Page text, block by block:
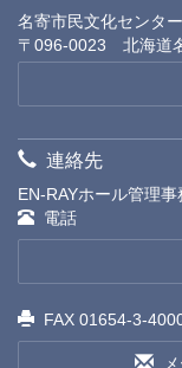
名寄市民文化センタ
〒096-0023 北海道
連絡先
EN-RAYホール管理事
電話
FAX 01654-3-